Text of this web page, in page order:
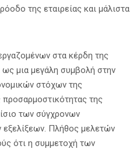
της εταιρείας και μάλιστα
στα κέρδη της
ως μια μεγάλη συμβολή στην
στόχων της
προσαρμοστικότητας της
των σύγχρονων
εξελίξεων. Πλήθος μελετών
ότι η συμμετοχή των